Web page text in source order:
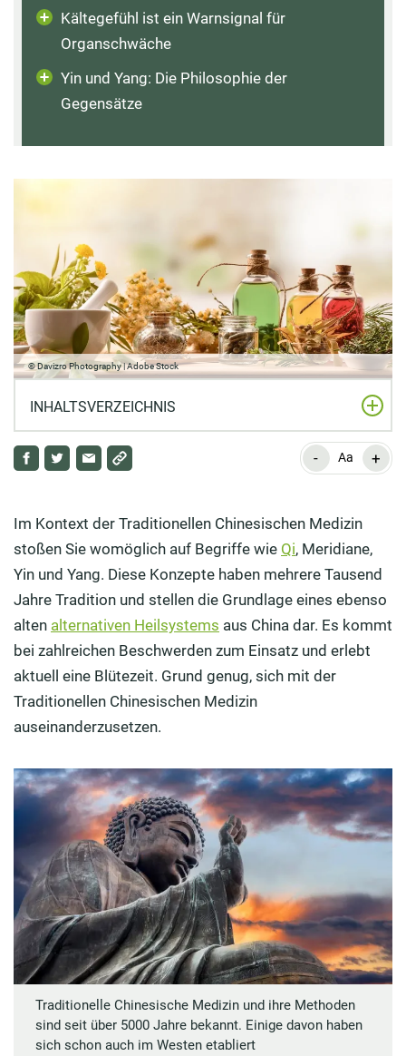
Kältegefühl ist ein Warnsignal für
Organschwäche
Yin und Yang: Die Philosophie der
Gegensätze
© Davizro Photography | Adobe Stock
INHALTSVERZEICHNIS
Was ist Traditionelle Chinesische Medizin?
im Westen etablieren?
Welche Logik steckt hinter der Traditionellen
Chinesischen Medizin?
Wie lauten die 5 Säulen der Traditionellen
Was hat es mit den 5 Elementen in der Traditionellen
Chinesischen Medizin auf sich?
Bei welchen Beschwerden kommt die Traditionelle
Chinesische Medizin zum Einsatz?
Welche Verfahren der Traditionelle Chinesische
Medizin haben sich etabliert?
Wie sieht die TCM-Behandlung in Deutschland aus?
Was ist der Unterschied von Traditioneller
Chinesischer Medizin und Feng-Shui?
Harmonie finden – mit Bewegung, Ernährung, Kräutern,
Akupunktur und Massage
- Aa +
Im Kontext der Traditionellen Chinesischen Medizin
stoßen Sie womöglich auf Begriffe wie Qi, Meridiane,
Yin und Yang. Diese Konzepte haben mehrere Tausend
Jahre Tradition und stellen die Grundlage eines ebenso
alten alternativen Heilsystems aus China dar. Es kommt
bei zahlreichen Beschwerden zum Einsatz und erlebt
aktuell eine Blütezeit. Grund genug, sich mit der
Traditionellen Chinesischen Medizin
auseinanderzusetzen.
Traditionelle Chinesische Medizin und ihre Methoden
sind seit über 5000 Jahre bekannt. Einige davon haben
sich schon auch im Westen etabliert